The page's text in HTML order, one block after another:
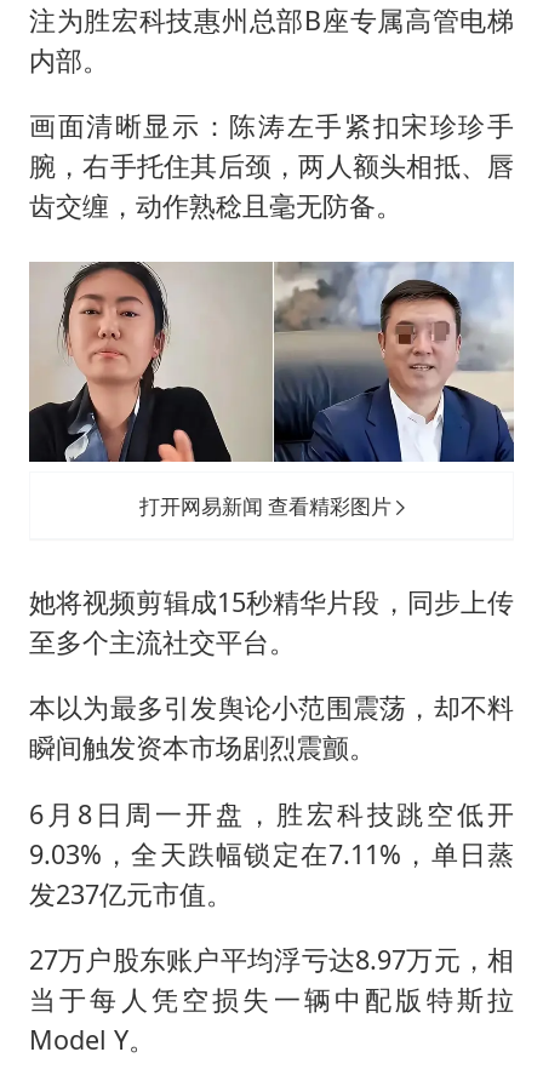
注为胜宏科技惠州总部B座专属高管电梯
内部。
画面清晰显示：陈涛左手紧扣宋珍珍手
腕，右手托住其后颈，两人额头相抵、唇
齿交缠，动作熟稔且毫无防备。
打开网易新闻 查看精彩图片
她将视频剪辑成15秒精华片段，同步上传
至多个主流社交平台。
本以为最多引发舆论小范围震荡，却不料
瞬间触发资本市场剧烈震颤。
6月8日周一开盘，胜宏科技跳空低开
9.03%，全天跌幅锁定在7.11%，单日蒸
发237亿元市值。
27万户股东账户平均浮亏达8.97万元，相
当于每人凭空损失一辆中配版特斯拉
Model Y。